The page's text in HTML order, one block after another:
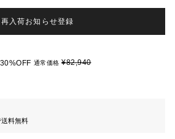
再入荷お知らせ登録
30%OFF 通常価格 ¥82,940
料無料